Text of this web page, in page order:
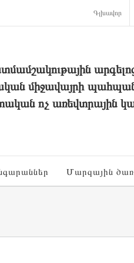
Գլխավոր
միջավայրի
ոչ առեվտրային
Մարզային